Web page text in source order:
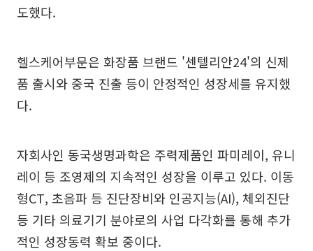
도했다.
헬스케어부문은 화장품 브랜드 '센텔리안24'의 신제
품 출시와 중국 진출 등이 안정적인 성장세를 유지했
다.
자회사인 동국생명과학은 주력제품인 파미레이, 유니
레이 등 조영제의 지속적인 성장을 이루고 있다. 이동
형CT, 초음파 등 진단장비와 인공지능(AI), 체외진단
등 기타 의료기기 분야로의 사업 다각화를 통해 추가
적인 성장동력 확보 중이다.